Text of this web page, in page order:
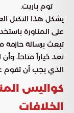
توم باريت.
يشكل هذا التكتل
على المناورة
تبعث برسالة حازمة
تعد خياراً متاحاً،
الذي يجب أن تقوم
كواليس
الخلافات